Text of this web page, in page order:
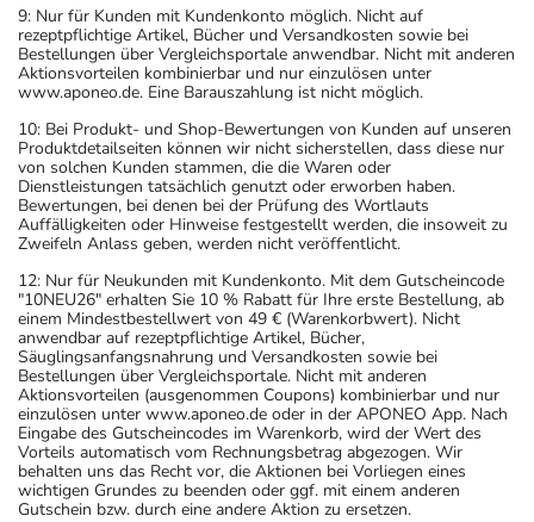
gewissenhafte Dosierung. Im Zweifelsfalle fragen Sie
Ihren Arzt oder Apotheker nach etwaigen Auswirkungen
oder Vorsichtsmaßnahmen.
Eine vom Arzt verordnete Dosierung kann von den
Angaben der Packungsbeilage abweichen. Da der Arzt sie
individuell abstimmt, sollten Sie das Arzneimittel daher
nach seinen Anweisungen anwenden.
Aufbewahrung
Aufbewahrung
Das Arzneimittel muss vor Feuchtigkeit geschützt (z.B. im
fest verschlossenen Behältnis) aufbewahrt werden.
Wichtige Hinweise
Was sollten Sie beachten?
- Vorsicht: Patienten mit Nasenpolypen, chronischen
9: Nur für Kunden mit Kundenkonto möglich. Nicht auf
rezeptpflichtige Artikel, Bücher und Versandkosten sowie bei
Bestellungen über Vergleichsportale anwendbar. Nicht mit anderen
Aktionsvorteilen kombinierbar und nur einzulösen unter
www.aponeo.de. Eine Barauszahlung ist nicht möglich.
10: Bei Produkt- und Shop-Bewertungen von Kunden auf unseren
Produktdetailseiten können wir nicht sicherstellen, dass diese nur
von solchen Kunden stammen, die die Waren oder
Dienstleistungen tatsächlich genutzt oder erworben haben.
Bewertungen, bei denen bei der Prüfung des Wortlauts
Auffälligkeiten oder Hinweise festgestellt werden, die insoweit zu
Zweifeln Anlass geben, werden nicht veröffentlicht.
12: Nur für Neukunden mit Kundenkonto. Mit dem Gutscheincode
"10NEU26" erhalten Sie 10 % Rabatt für Ihre erste Bestellung, ab
einem Mindestbestellwert von 49 € (Warenkorbwert). Nicht
anwendbar auf rezeptpflichtige Artikel, Bücher,
Säuglingsanfangsnahrung und Versandkosten sowie bei
Bestellungen über Vergleichsportale. Nicht mit anderen
Aktionsvorteilen (ausgenommen Coupons) kombinierbar und nur
einzulösen unter www.aponeo.de oder in der APONEO App. Nach
Eingabe des Gutscheincodes im Warenkorb, wird der Wert des
Vorteils automatisch vom Rechnungsbetrag abgezogen. Wir
behalten uns das Recht vor, die Aktionen bei Vorliegen eines
wichtigen Grundes zu beenden oder ggf. mit einem anderen
Gutschein bzw. durch eine andere Aktion zu ersetzen.